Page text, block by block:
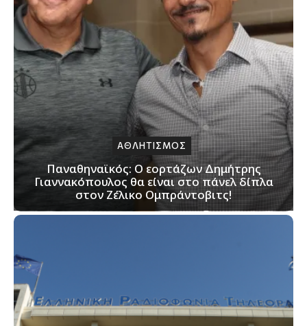
ΑΘΛΗΤΙΣΜΟΣ
Παναθηναϊκός: Ο εορτάζων Δημήτρης
Γιαννακόπουλος θα είναι στο πάνελ δίπλα
στον Ζέλικο Ομπράντοβιτς!